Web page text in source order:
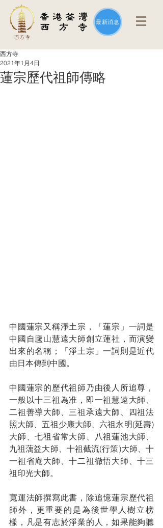
最新消息
蓮宗歷代祖師傳略
西方寺
2021年1月4日
中國蓮宗又稱淨土宗，「蓮宗」一詞是
中國自廬山慧遠大師創立蓮社，而演變
出來的名稱；「淨土宗」一詞則是近代
由日本傳到中國。
中國蓮宗的歷代祖師乃由後人所追尊，
一般以十三祖為准，即一祖慧遠大師、
二祖善導大師、三祖承遠大師、四祖法
照大師、五祖少康大師、六祖永明(延壽)
大師、七祖省常大師、八祖蓮池大師、
九祖蕅益大師、十祖截流(行策)大師、十
一祖省庵大師、十二祖徹悟大師、十三
祖印光大師。
寬運法師撰寫此書，除追憶蓮宗歷代祖
師外，更重要的是為後世學人樹立榜
樣，凡是有志於淨業的人，如果能夠聽